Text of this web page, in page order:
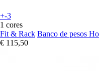
+-3
1 cores
Fit & Rack Banco de pesos
€ 115,50